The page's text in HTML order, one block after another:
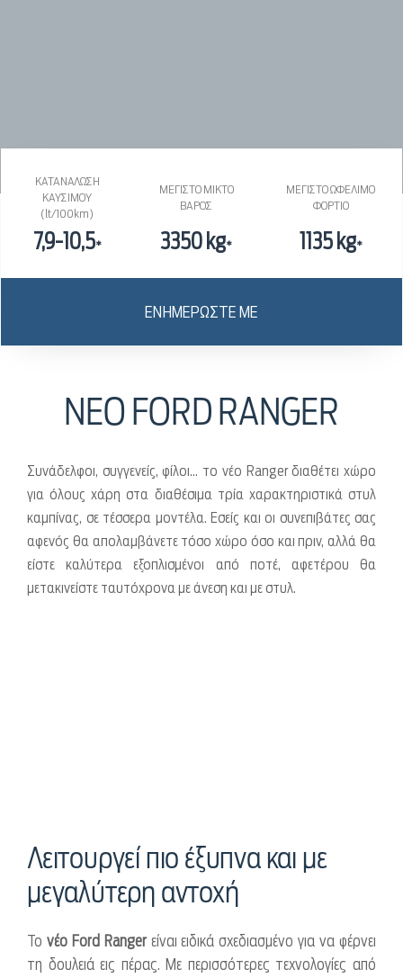
ΚΑΤΑΝΑΛΩΣΗ
ΚΑΥΣΙΜΟΥ
(lt/100km)
ΜΕΓΙΣΤΟ ΜΙΚΤΟ
ΒΑΡΟΣ
ΜΕΓΙΣΤΟ ΩΦΕΛΙΜΟ
ΦΟΡΤΙΟ
7,9-10,5* 3350 kg* 1135 kg*
ΕΝΗΜΕΡΩΣΤΕ ΜΕ
ΝΕΟ FORD RANGER
Συνάδελφοι, συγγενείς, φίλοι… το νέο Ranger διαθέτει χώρο
για όλους χάρη στα διαθέσιμα τρία χαρακτηριστικά στυλ
καμπίνας, σε τέσσερα μοντέλα. Εσείς και οι συνεπιβάτες σας
αφενός θα απολαμβάνετε τόσο χώρο όσο και πριν, αλλά θα
είστε καλύτερα εξοπλισμένοι από ποτέ, αφετέρου θα
μετακινείστε ταυτόχρονα με άνεση και με στυλ.
Λειτουργεί πιο έξυπνα και με
μεγαλύτερη αντοχή
Το νέο Ford Rangerείναι ειδικά σχεδιασμένο για να φέρνει
τη δουλειά εις πέρας. Με περισσότερες τεχνολογίες από